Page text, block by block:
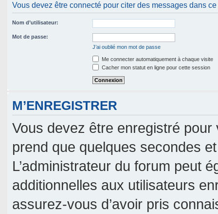
Vous devez être connecté pour citer des messages dans ce
Nom d’utilisateur:
Mot de passe:
J’ai oublié mon mot de passe
Me connecter automatiquement à chaque visite
Cacher mon statut en ligne pour cette session
M’ENREGISTRER
Vous devez être enregistré pour
prend que quelques secondes
L’administrateur du forum peut
additionnelles aux utilisateurs
assurez-vous d’avoir pris